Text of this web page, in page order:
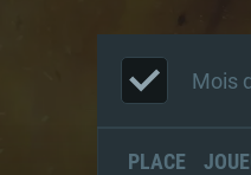
Mois
PLACE